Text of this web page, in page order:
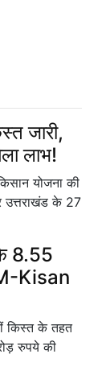
जारी,
लाभ!
योजना की
उत्तराखंड के 27
8.55
Kisan
किस्त के तहत
रुपये की